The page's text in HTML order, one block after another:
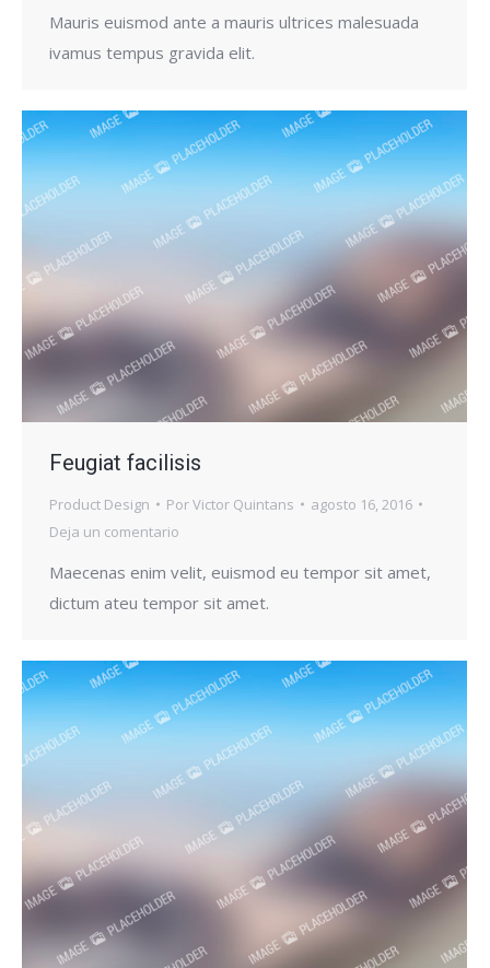
Mauris euismod ante a mauris ultrices malesuada
ivamus tempus gravida elit.
Feugiat facilisis
Product Design PorVictor Quintans
agosto 16, 2016
Deja un comentario
Maecenas enim velit, euismod eu tempor sit amet,
dictum ateu tempor sit amet.